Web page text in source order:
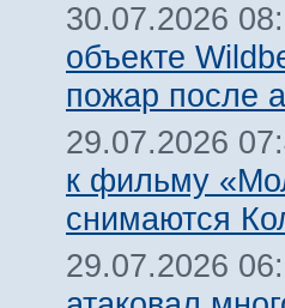
30.07.2026
объекте
пожар после
29.07.2026
к фильму
снимаются
29.07.2026